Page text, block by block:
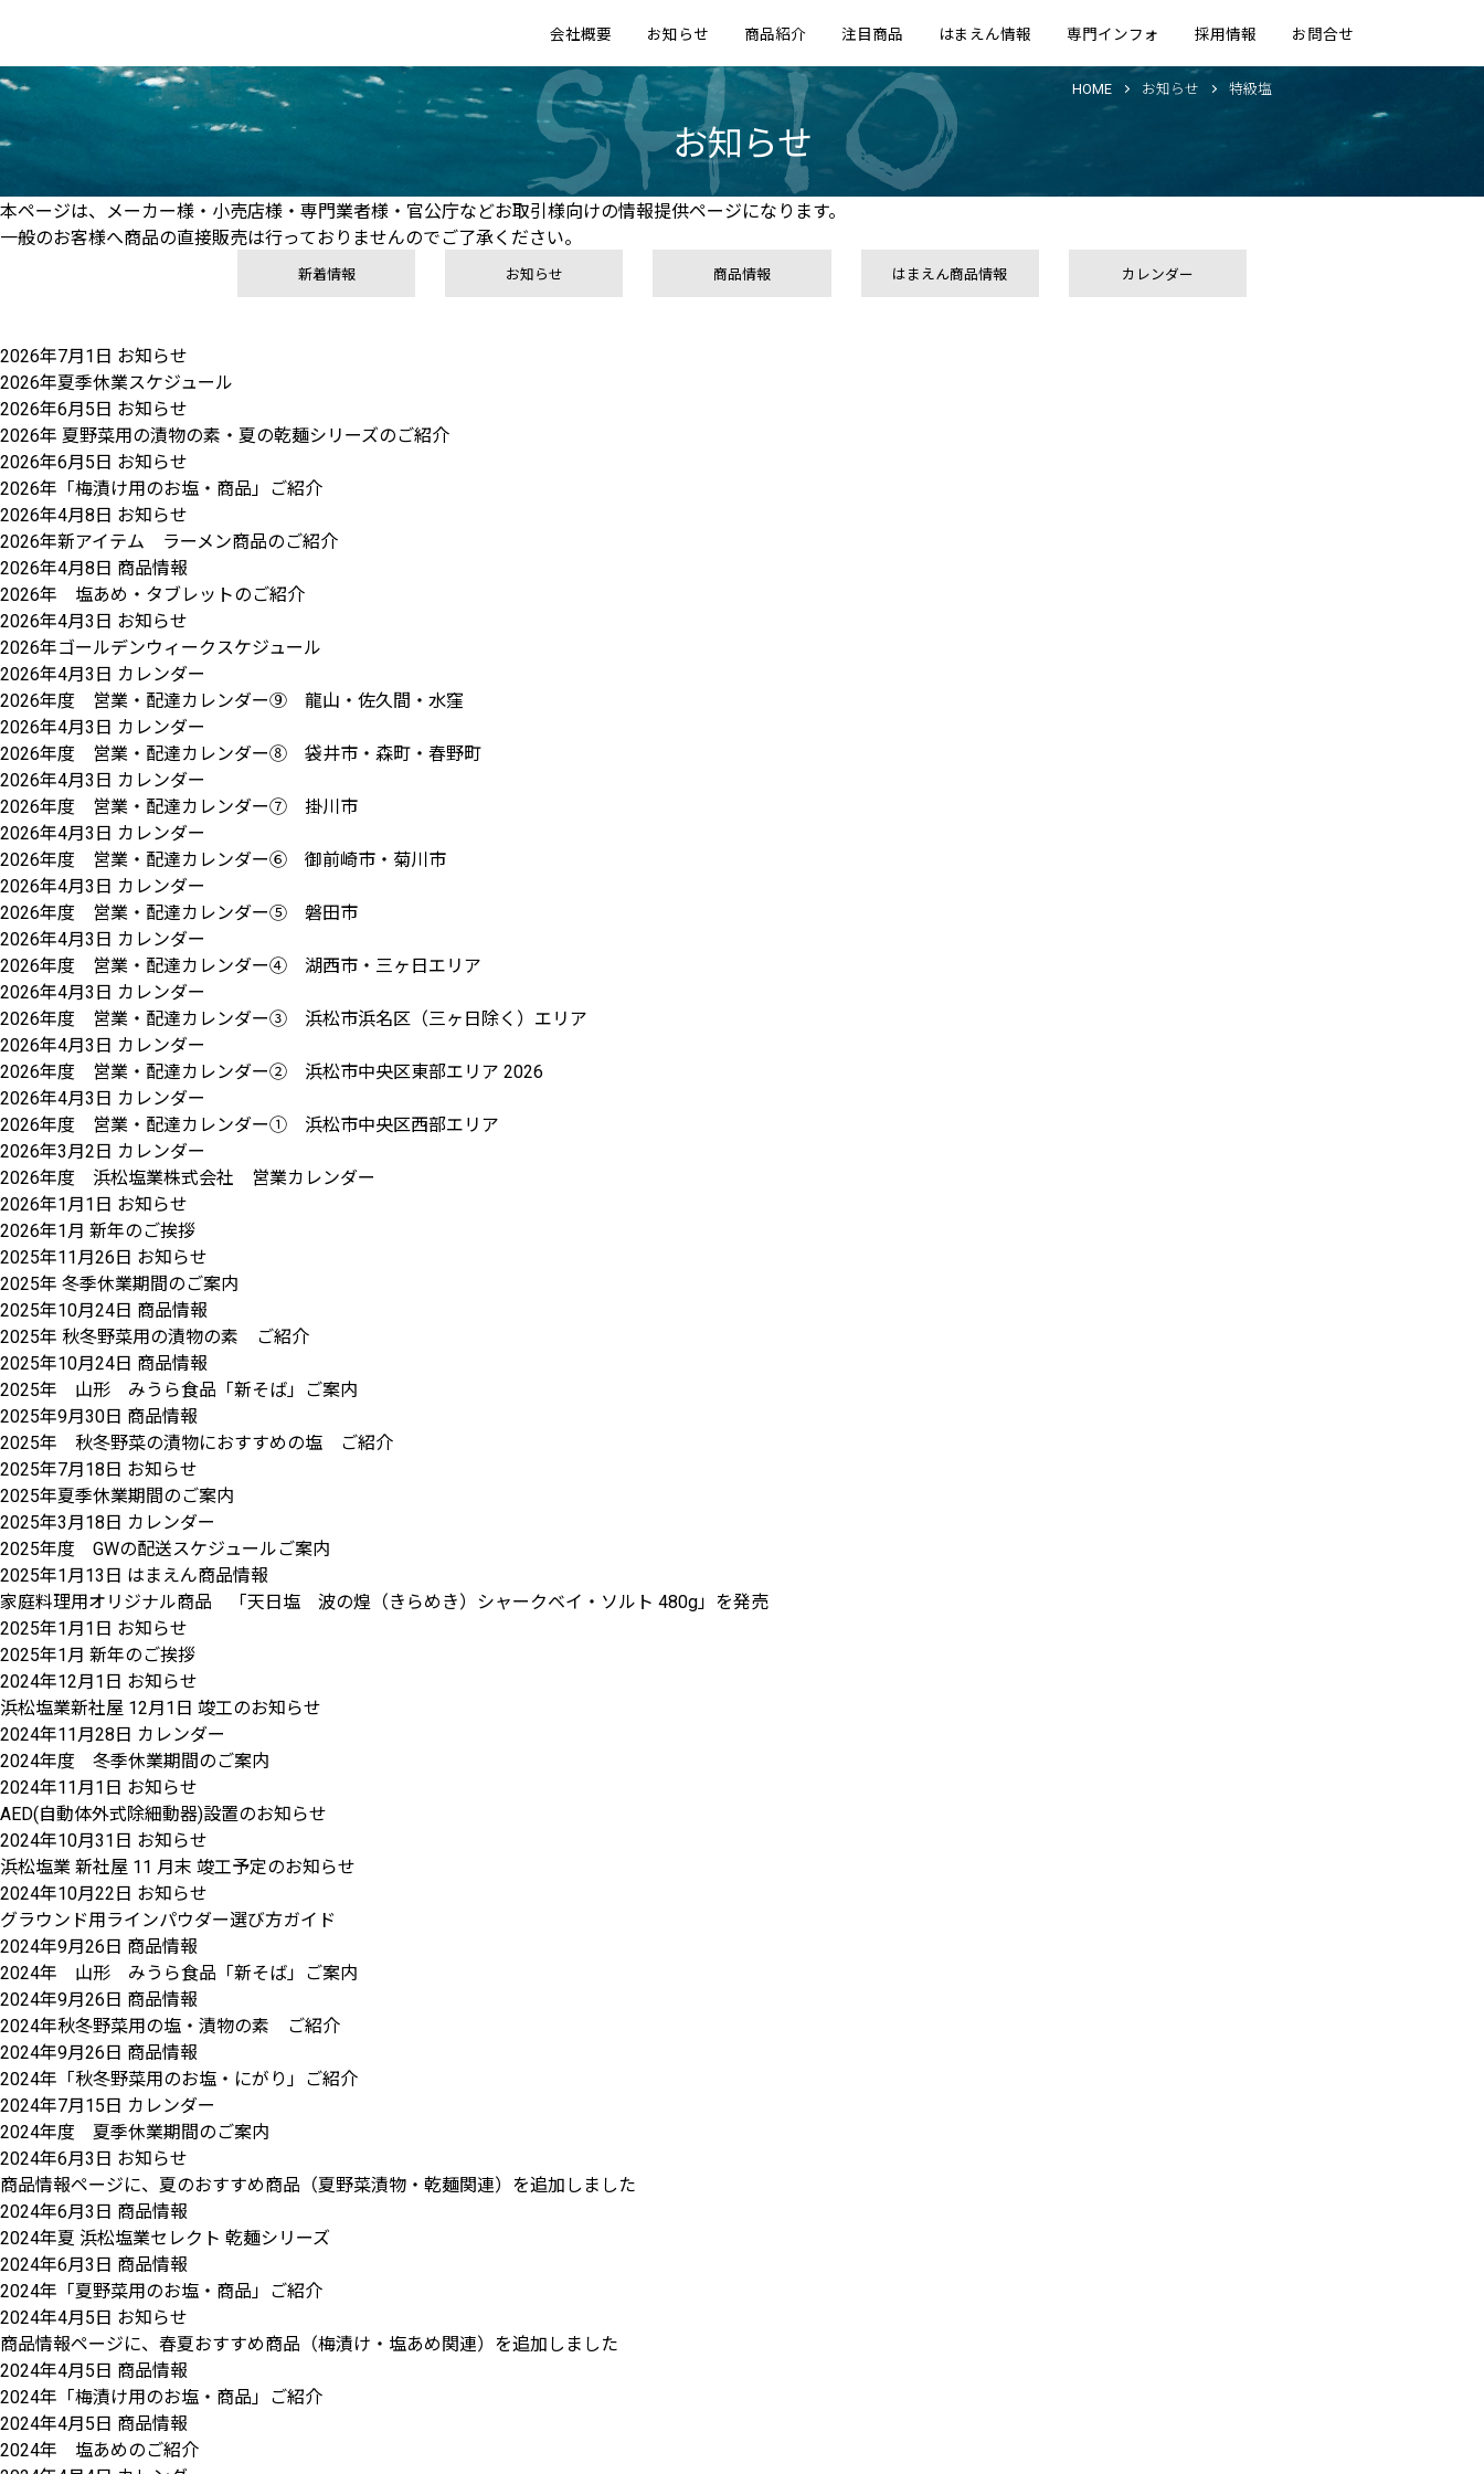
会社概要 お知らせ 商品紹介 注目商品 はまえん情報 専門インフォ 採用情報 お問合せ
HOME お知らせ 特級塩
お知らせ
本ページは、メーカー様・小売店様・専門業者様・官公庁などお取引様向けの情報提供ページになります。
一般のお客様へ商品の直接販売は行っておりませんのでご了承ください。
新着情報 お知らせ 商品情報 はまえん商品情報 カレンダー
2026年7月1日 お知らせ
2026年夏季休業スケジュール
2026年6月5日 お知らせ
2026年 夏野菜用の漬物の素・夏の乾麺シリーズのご紹介
2026年6月5日 お知らせ
2026年「梅漬け用のお塩・商品」ご紹介
2026年4月8日 お知らせ
2026年新アイテム ラーメン商品のご紹介
2026年4月8日 商品情報
2026年 塩あめ・タブレットのご紹介
2026年4月3日 お知らせ
2026年ゴールデンウィークスケジュール
2026年4月3日 カレンダー
2026年度 営業・配達カレンダー⑨ 龍山・佐久間・水窪
2026年4月3日 カレンダー
2026年度 営業・配達カレンダー⑧ 袋井市・森町・春野町
2026年4月3日 カレンダー
2026年度 営業・配達カレンダー⑦ 掛川市
2026年4月3日 カレンダー
2026年度 営業・配達カレンダー⑥ 御前崎市・菊川市
2026年4月3日 カレンダー
2026年度 営業・配達カレンダー⑤ 磐田市
2026年4月3日 カレンダー
2026年度 営業・配達カレンダー④ 湖西市・三ヶ日エリア
2026年4月3日 カレンダー
2026年度 営業・配達カレンダー③ 浜松市浜名区（三ヶ日除く）エリア
2026年4月3日 カレンダー
2026年度 営業・配達カレンダー② 浜松市中央区東部エリア 2026
2026年4月3日 カレンダー
2026年度 営業・配達カレンダー① 浜松市中央区西部エリア
2026年3月2日 カレンダー
2026年度 浜松塩業株式会社 営業カレンダー
2026年1月1日 お知らせ
2026年1月 新年のご挨拶
2025年11月26日 お知らせ
2025年 冬季休業期間のご案内
2025年10月24日 商品情報
2025年 秋冬野菜用の漬物の素 ご紹介
2025年10月24日 商品情報
2025年 山形 みうら食品「新そば」ご案内
2025年9月30日 商品情報
2025年 秋冬野菜の漬物におすすめの塩 ご紹介
2025年7月18日 お知らせ
2025年夏季休業期間のご案内
2025年3月18日 カレンダー
2025年度 GWの配送スケジュールご案内
2025年1月13日 はまえん商品情報
家庭料理用オリジナル商品 「天日塩 波の煌（きらめき）シャークベイ・ソルト 480g」を発売
2025年1月1日 お知らせ
2025年1月 新年のご挨拶
2024年12月1日 お知らせ
浜松塩業新社屋 12月1日 竣工のお知らせ
2024年11月28日 カレンダー
2024年度 冬季休業期間のご案内
2024年11月1日 お知らせ
AED(自動体外式除細動器)設置のお知らせ
2024年10月31日 お知らせ
浜松塩業 新社屋 11 月末 竣工予定のお知らせ
2024年10月22日 お知らせ
グラウンド用ラインパウダー選び方ガイド
2024年9月26日 商品情報
2024年 山形 みうら食品「新そば」ご案内
2024年9月26日 商品情報
2024年秋冬野菜用の塩・漬物の素 ご紹介
2024年9月26日 商品情報
2024年「秋冬野菜用のお塩・にがり」ご紹介
2024年7月15日 カレンダー
2024年度 夏季休業期間のご案内
2024年6月3日 お知らせ
商品情報ページに、夏のおすすめ商品（夏野菜漬物・乾麺関連）を追加しました
2024年6月3日 商品情報
2024年夏 浜松塩業セレクト 乾麺シリーズ
2024年6月3日 商品情報
2024年「夏野菜用のお塩・商品」ご紹介
2024年4月5日 お知らせ
商品情報ページに、春夏おすすめ商品（梅漬け・塩あめ関連）を追加しました
2024年4月5日 商品情報
2024年「梅漬け用のお塩・商品」ご紹介
2024年4月5日 商品情報
2024年 塩あめのご紹介